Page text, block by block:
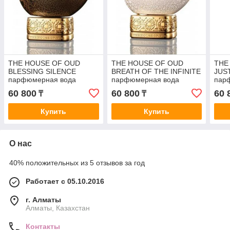
THE HOUSE OF OUD
BLESSING SILENCE
парфюмерная вода
(унисекс) 75ml Tester
60 800 ₸
Купить
THE HOUSE OF OUD
BREATH OF THE INFINITE
парфюмерная вода
(унисекс) 75ml Tester
60 800₸
Купить
60
О нас
40% положительных из 5 отзывов за год
Работает с 05.10.2016
г. Алматы
Алматы, Казахстан
Контакты